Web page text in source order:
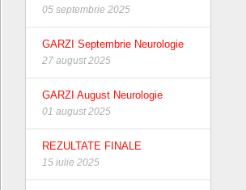
05 septembrie 2025
GARZI Septembrie Neurologie
27 august 2025
GARZI August Neurologie
01 august 2025
REZULTATE FINALE
15 iulie 2025